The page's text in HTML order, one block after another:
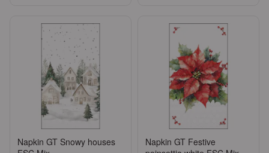
Napkin GT Snowy houses
Napkin GT Festive